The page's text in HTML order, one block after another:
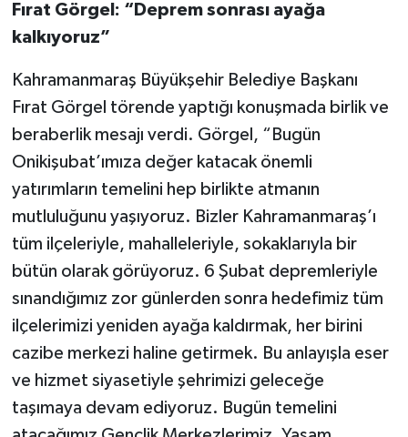
Fırat Görgel: “Deprem sonrası ayağa
kalkıyoruz”
Kahramanmaraş Büyükşehir Belediye Başkanı
Fırat Görgel törende yaptığı konuşmada birlik ve
beraberlik mesajı verdi. Görgel, “Bugün
Onikişubat’ımıza değer katacak önemli
yatırımların temelini hep birlikte atmanın
mutluluğunu yaşıyoruz. Bizler Kahramanmaraş’ı
tüm ilçeleriyle, mahalleleriyle, sokaklarıyla bir
bütün olarak görüyoruz. 6 Şubat depremleriyle
sınandığımız zor günlerden sonra hedefimiz tüm
ilçelerimizi yeniden ayağa kaldırmak, her birini
cazibe merkezi haline getirmek. Bu anlayışla eser
ve hizmet siyasetiyle şehrimizi geleceğe
taşımaya devam ediyoruz. Bugün temelini